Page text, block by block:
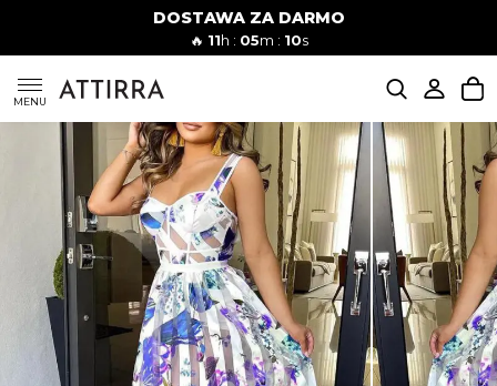
DOSTAWA ZA DARMO
🔥 11h : 05m : 09s
MENU
Mężczyźni
SUKIENKI
KOMPLETY
KOMBINEZONY
DÓŁ DAMSKIE